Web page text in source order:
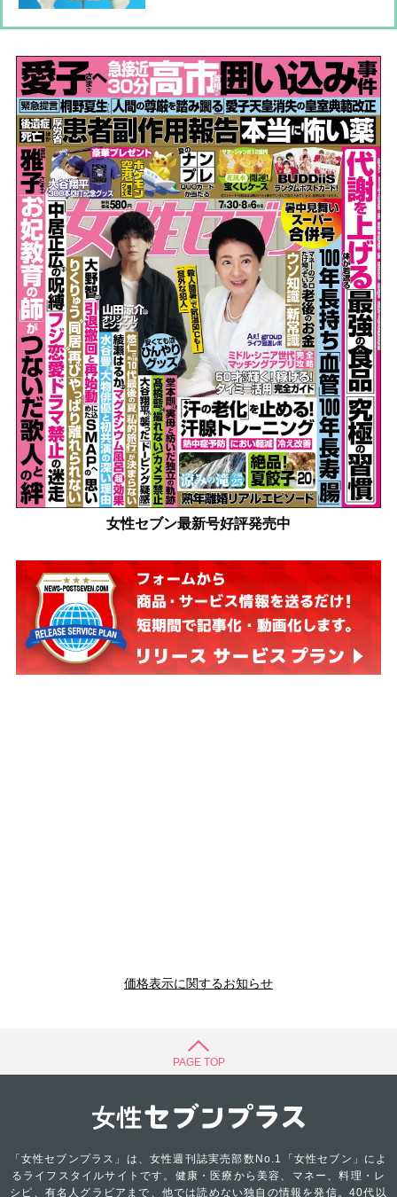
女性セブン最新号好評発売中
価格表示に関するお知らせ
PAGE TOP
「女性セブンプラス」は、女性週刊誌実売部数No.1「女性セブン」によ
るライフスタイルサイトです。健康・医療から美容、マネー、料理・レ
シピ、有名人グラビアまで、他では読めない独自の情報を発信。40代以